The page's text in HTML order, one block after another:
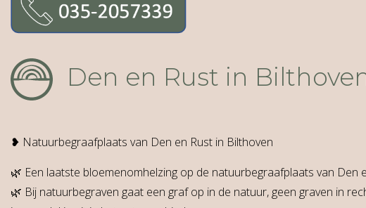
Den en Rust in
❥ Natuurbegraafplaats van Den en Rust in Bilthoven
🌿 Een laatste bloemenomhelzing op de natuurbegraafplaats van Den
🌿 Bij natuurbegraven gaat een graf op in de natuur, geen graven in